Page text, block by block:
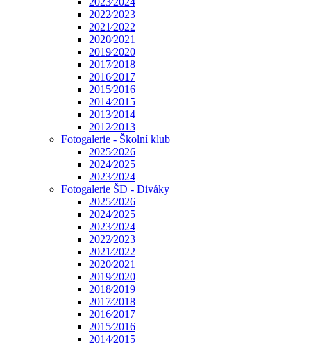
2022⁄2023
2021⁄2022
2020⁄2021
2019⁄2020
2017⁄2018
2016⁄2017
2015⁄2016
2014⁄2015
2013⁄2014
2012⁄2013
Fotogalerie - Školní klub
2025⁄2026
2024⁄2025
2023⁄2024
Fotogalerie ŠD - Diváky
2025⁄2026
2024⁄2025
2023⁄2024
2022⁄2023
2021⁄2022
2020⁄2021
2019⁄2020
2018⁄2019
2017⁄2018
2016⁄2017
2015⁄2016
2014⁄2015